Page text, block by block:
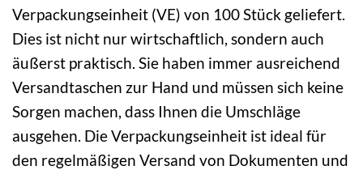
Verpackungseinheit (VE) von 100 Stück geliefert.
Dies ist nicht nur wirtschaftlich, sondern auch
äußerst praktisch. Sie haben immer ausreichend
Versandtaschen zur Hand und müssen sich keine
Sorgen machen, dass Ihnen die Umschläge
ausgehen. Die Verpackungseinheit ist ideal für
den regelmäßigen Versand von Dokumenten und